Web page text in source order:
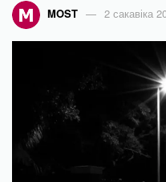
MOST 2 сакавіка